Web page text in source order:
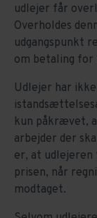
udlejer får
Overholdes
udgangspunkt
om betaling
Udlejer har
kun påkrævet,
arbejder der
er, at udlejeren
prisen, når
modtaget.